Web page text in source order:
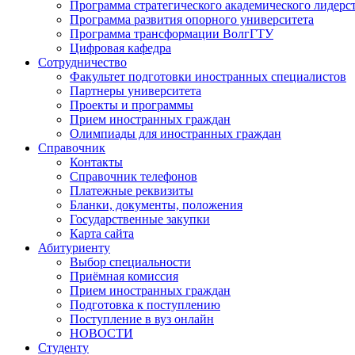
Программа стратегического академического
Программа развития опорного университета
Программа трансформации ВолгГТУ
Цифровая кафедра
Сотрудничество
Факультет подготовки иностранных специалистов
Партнеры университета
Проекты и программы
Прием иностранных граждан
Олимпиады для иностранных граждан
Справочник
Контакты
Справочник телефонов
Платежные реквизиты
Бланки, документы, положения
Государственные закупки
Карта сайта
Абитуриенту
Выбор специальности
Приёмная комиссия
Прием иностранных граждан
Подготовка к поступлению
Поступление в вуз онлайн
НОВОСТИ
Студенту